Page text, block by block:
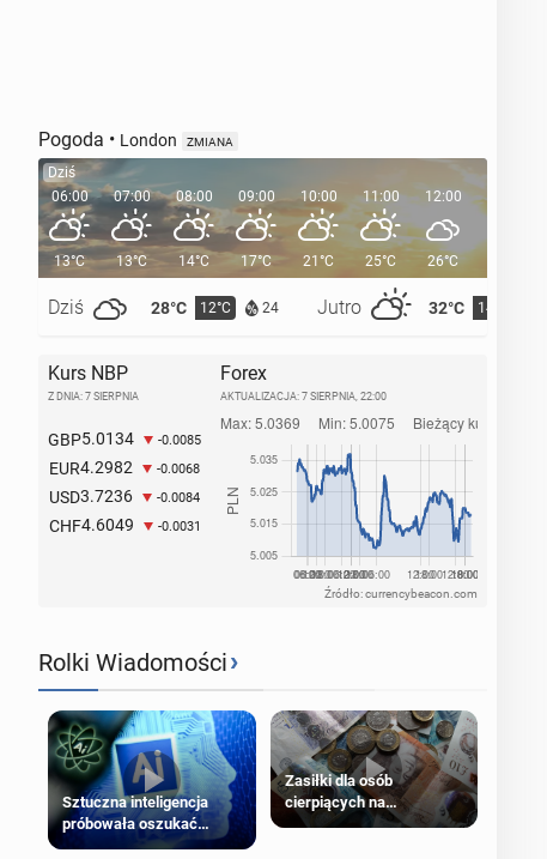
Pogoda • London ZMIANA
Dziś
06:00
13°C
Dziś 28°C 12°C 24 Jutro 32°C 14°C
07:00
13°C
08:00
14°C
09:00
17°C
10:00
21°C
11:00
25°C
12:00
26°C
13:00
Kurs NBP
Z DNIA: 7 SIERPNIA
GBP5.0134 -0.0085
EUR4.2982 -0.0068
USD3.7236 -0.0084
CHF4.6049 -0.0031
Forex
AKTUALIZACJA: 7 SIERPNIA, 22:00
Źródło: currencybeacon.com
Rolki Wiadomości›
Sztuczna inteligencja
próbowała oszukać
człowieka
Zasiłki dla osób
cierpiących na
schorzenia psychiczne